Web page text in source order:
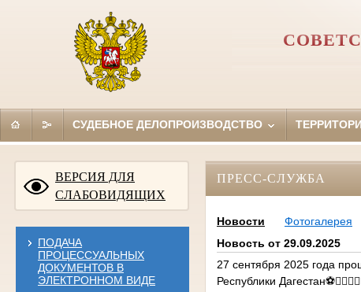
СУДЕБНОЕ ДЕЛОПРОИЗВОДСТВО
ВЕРСИЯ ДЛЯ
СЛАБОВИДЯЩИХ
ПОДАЧА
ПРОЦЕССУАЛЬНЫХ
ДОКУМЕНТОВ В
ЭЛЕКТРОННОМ ВИДЕ
ПРЕСС-СЛУЖБА
Новости Фотогалерея
Новость от 29.09.2025
27 сентября 2025 года
Республики